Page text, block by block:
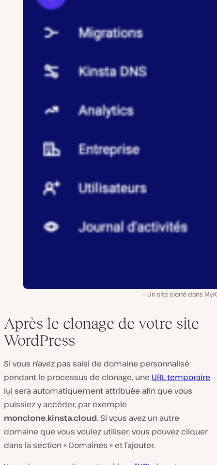
Un site cloné dans
Après le clonage de votre site
WordPress
Si vous n’avez pas saisi de domaine personnalisé
pendant le processus de clonage, une URL temporaire
lui sera automatiquement attribuée afin que vous
puissiez y accéder, par exemple
monclone.kinsta.cloud. Si vous avez un autre
domaine que vous voulez utiliser, vous pouvez cliquer
dans la section « Domaines » et l’ajouter.